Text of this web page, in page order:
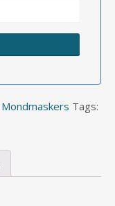
Mondmaskers Tags: